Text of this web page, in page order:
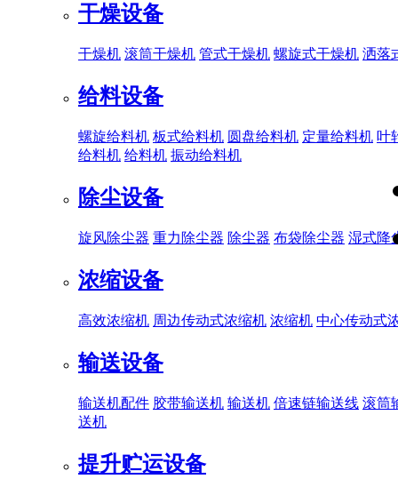
干燥设备
干燥机 滚筒干燥机 管式干燥机 螺旋式干燥机 洒落
给料设备
螺旋给料机 板式给料机 圆盘给料机 定量给料机 叶
给料机 给料机 振动给料机
除尘设备
旋风除尘器 重力除尘器 除尘器 布袋除尘器 湿式降
浓缩设备
高效浓缩机 周边传动式浓缩机 浓缩机 中心传动式
输送设备
输送机配件 胶带输送机 输送机 倍速链输送线 滚筒
送机
提升贮运设备